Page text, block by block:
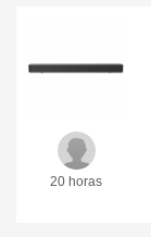
20 horas